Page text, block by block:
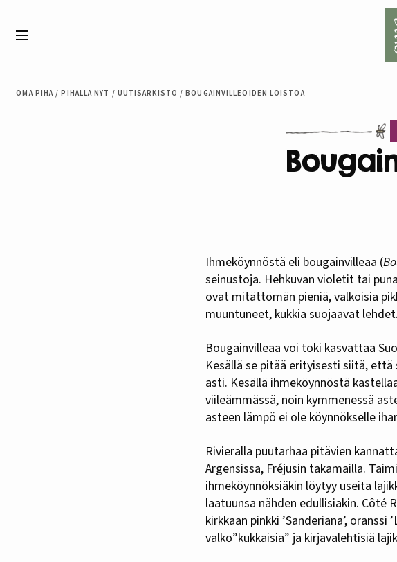
OMA PIHA / PIHALLA NYT / UUTISARKISTO / BOUGAINVILLEOIDEN LOISTOA
Ihmeköynnöstä eli bougainvilleaa (
seinustoja. Hehkuvan violetit tai
ovat mitättömän pieniä, valkoisia
muuntuneet, kukkia suojaavat lehdet.
Bougainvilleaa voi toki kasvattaa
Kesällä se pitää erityisesti siitä, että
asti. Kesällä ihmeköynnöstä
viileämmässä, noin kymmenessä
asteen lämpö ei ole köynnökselle
Rivieralla puutarhaa pitävien
Argensissa, Fréjusin takamailla.
ihmeköynnöksiäkin löytyy useita
laatuunsa nähden edullisiakin. Côté
kirkkaan pinkki ’Sanderiana’, oranssi
valko”kukkaisia” ja kirjavalehtisiä